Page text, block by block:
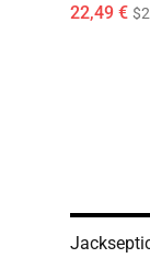
22,49 €